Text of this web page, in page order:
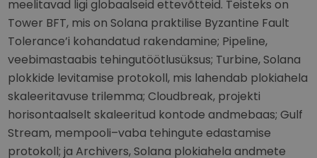
meelitavad ligi globaalseid ettevõtteid. Teisteks on
Tower BFT, mis on Solana praktilise Byzantine Fault
Tolerance’i kohandatud rakendamine; Pipeline,
veebimastaabis tehingutöötlusüksus; Turbine, Solana
plokkide levitamise protokoll, mis lahendab plokiahela
skaleeritavuse trilemma; Cloudbreak, projekti
horisontaalselt skaleeritud kontode andmebaas; Gulf
Stream, mempooli–vaba tehingute edastamise
protokoll; ja Archivers, Solana plokiahela andmete